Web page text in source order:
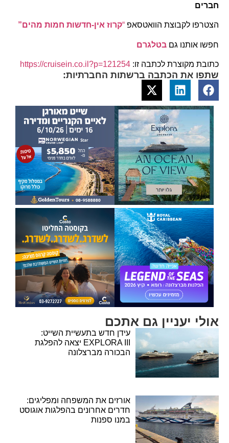
חברים
הצטרפו לקבוצת הוואטסאפ “קרוז אין-חדשות חמות מהים”
חפשו אותנו גם בטלגרם
כתובת מקוצרת לכתבה זו: https://cruisein.co.il?p=121254
שתפו את הכתבה ברשתות החברתיות:
אולי יעניין גם אתכם
עידן חדש בתעשיית השייט:
EXPLORA III יצאה להפלגת
הבכורה מברצלונה
אורזים את המשפחה ומפליגים:
חדרים אחרונים בהפלגות אוגוסט
במנו ספנות